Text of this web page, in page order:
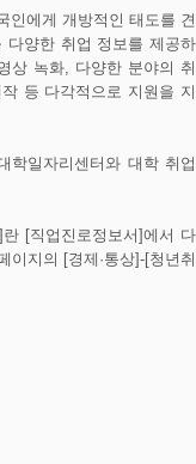
인에게 개방적인 태도를 견
다양한 취업 정보를 제공하
상 녹화, 다양한 분야의 취
등 다각적으로 지원을 지
학일자리센터와 대학 취업
[직업진로정보서]에서 다
이지의 [경제·통상]-[청년취